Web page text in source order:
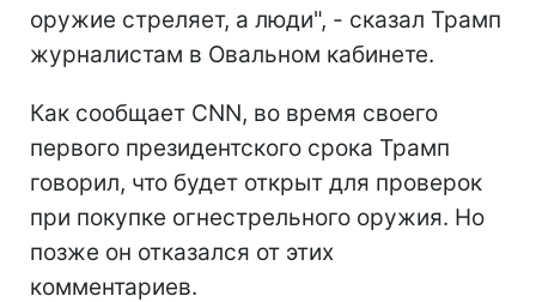
оружие стреляет, а люди", - сказал Трамп
журналистам в Овальном кабинете.
Как сообщает CNN, во время своего
первого президентского срока Трамп
говорил, что будет открыт для проверок
при покупке огнестрельного оружия. Но
позже он отказался от этих
комментариев.